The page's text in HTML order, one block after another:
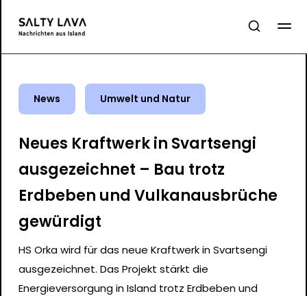
News Umwelt und Natur
Neues Kraftwerk in Svartsengi
ausgezeichnet – Bau trotz
Erdbeben und Vulkanausbrüche
gewürdigt
HS Orka wird für das neue Kraftwerk in Svartsengi
ausgezeichnet. Das Projekt stärkt die
Energieversorgung in Island trotz Erdbeben und